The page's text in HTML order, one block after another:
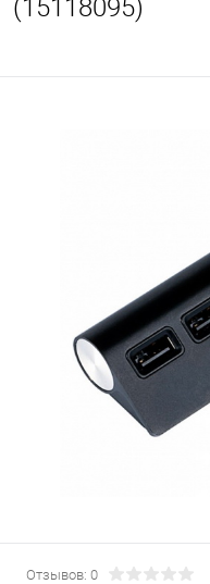
(15118095)
Отзывов: 0